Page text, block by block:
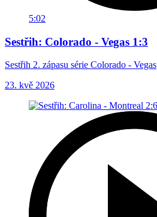
5:02
Sestřih: Colorado - Vegas 1:3
Sestřih 2. zápasu série Colorado - Vegas
23. kvě 2026